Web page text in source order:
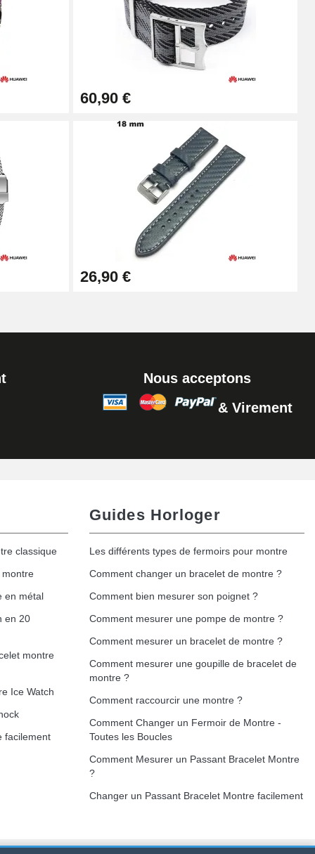
Ajouter au panier
Ajouter au panier
Ajouter au panier
Ajouter au panier
60,90 €
26,90 €
Nous acceptons
& Virement
classique
en métal
en 20
montre
Ice Watch
facilement
Guides Horloger
Les différents types de fermoirs pour montre
Comment changer un bracelet de montre ?
Comment bien mesurer son poignet ?
Comment mesurer une pompe de montre ?
Comment mesurer un bracelet de montre ?
Comment mesurer une goupille de bracelet de
montre ?
Comment raccourcir une montre ?
Comment Changer un Fermoir de Montre -
Toutes les Boucles
Comment Mesurer un Passant Bracelet Montre
?
Changer un Passant Bracelet Montre facilement